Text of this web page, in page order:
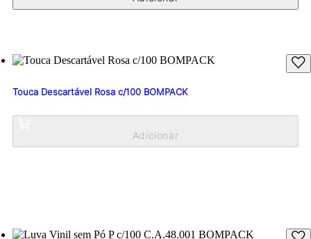
Touca Descartável Rosa c/100 BOMPACK